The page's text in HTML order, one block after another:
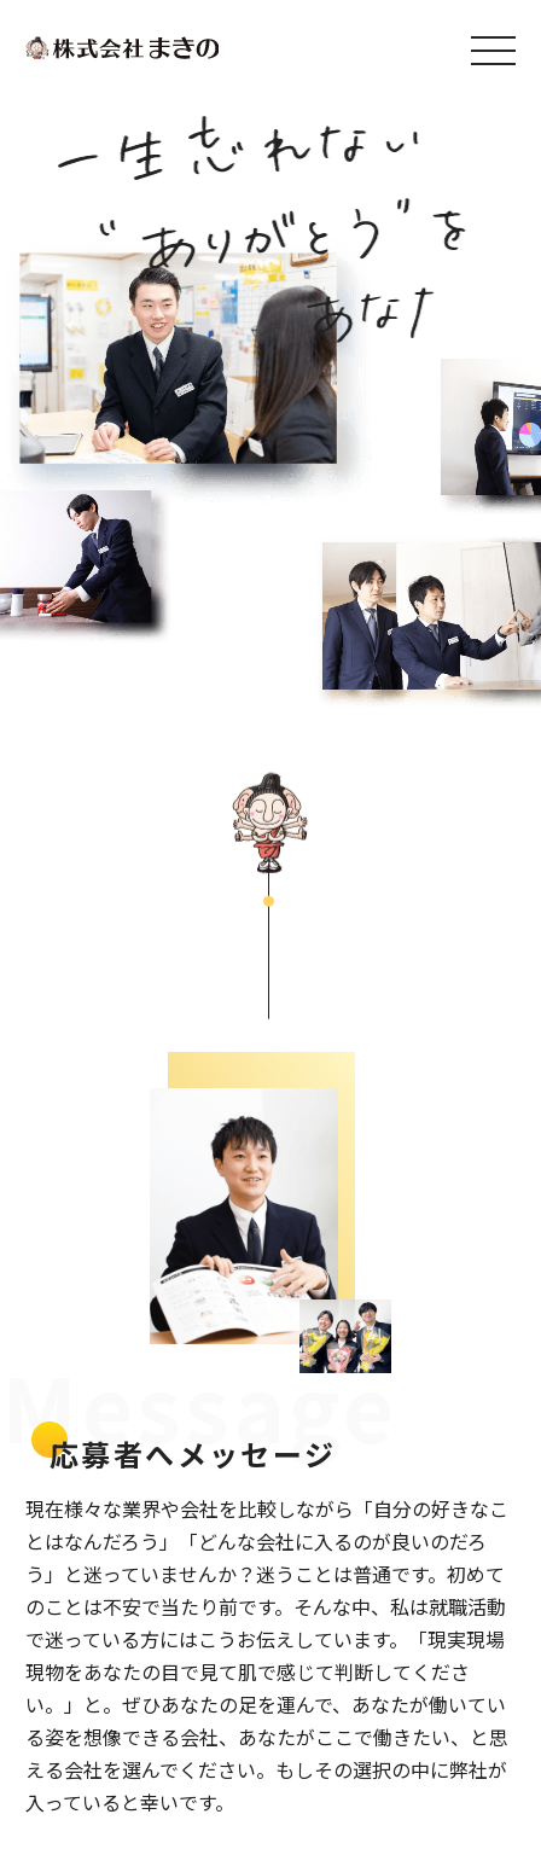
応募者へメッセージ
Message
現在様々な業界や会社を比較しながら「自分の好きなこ
とはなんだろう」「どんな会社に入るのが良いのだろ
う」と迷っていませんか？迷うことは普通です。初めて
のことは不安で当たり前です。そんな中、私は就職活動
で迷っている方にはこうお伝えしています。「現実現場
現物をあなたの目で見て肌で感じて判断してくださ
い。」と。ぜひあなたの足を運んで、あなたが働いてい
る姿を想像できる会社、あなたがここで働きたい、と思
える会社を選んでください。もしその選択の中に弊社が
入っていると幸いです。